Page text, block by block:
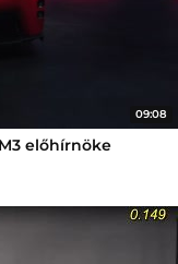
09:08
előhírnöke